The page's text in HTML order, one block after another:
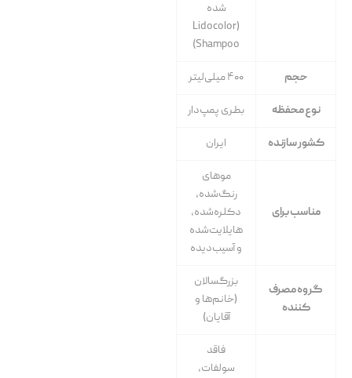
شده
(Lidocolor
Shampoo)
حجم ۴۰۰ میلی‌لیتر
نوع محفظه بطری پمپ‌دار
کشور سازنده ایران
مناسب برای
موهای
رنگ‌شده،
دکلره‌شده،
هایلایت‌شده
و آسیب‌دیده
گروه مصرف
کننده
بزرگسالان
(خانم‌ها و
آقایان)
فاقد
سولفات،